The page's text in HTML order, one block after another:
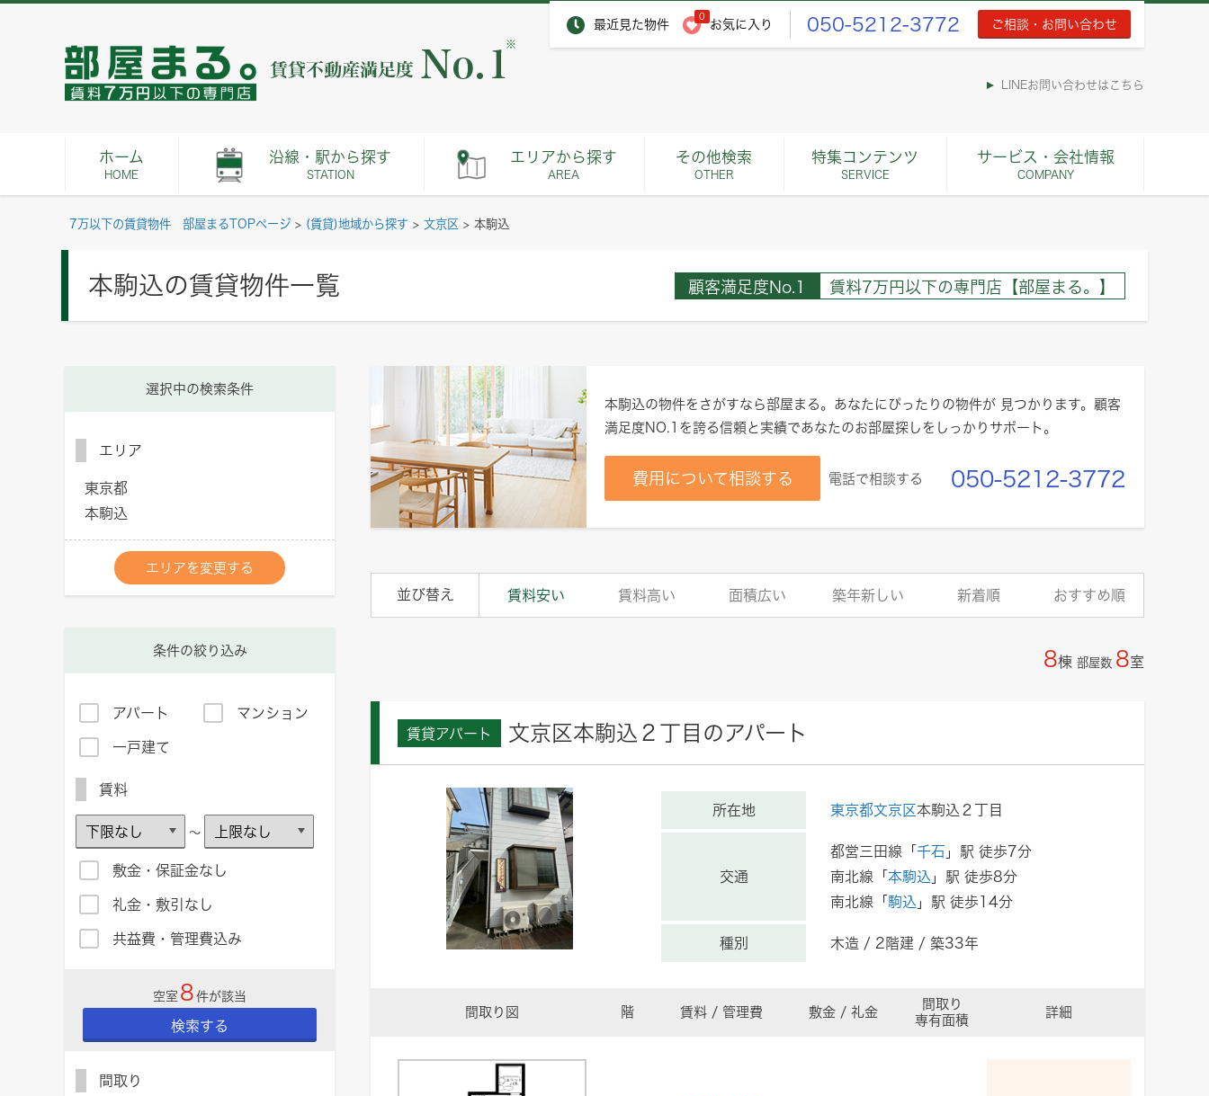
最近見た物件
0
お気に入り 050-5212-3772 ご相談・お問い合わせ
※
LINEお問い合わせはこちら
ホーム
HOME
沿線・駅から探す
STATION
エリアから探す
AREA
その他検索
OTHER
特集コンテンツ
SERVICE
サービス・会社情報
COMPANY
7万以下の賃貸物件 部屋まるTOPページ > (賃貸)地域から探す > 文京区 > 本駒込
本駒込の賃貸物件一覧 顧客満足度No.1 賃料7万円以下の専門店【部屋まる。】
本駒込の物件をさがすなら部屋まる。あなたにぴったりの物件が 見つかります。顧客
満足度NO.1を誇る信頼と実績であなたのお部屋探しをしっかりサポート。
費用について相談する 電話で相談する 050-5212-3772
並び替え 賃料安い 賃料高い 面積広い 築年新しい 新着順 おすすめ順
8棟 部屋数 8室
賃貸アパート 文京区本駒込２丁目のアパート
所在地 東京都文京区本駒込２丁目
交通
都営三田線「 千石 」駅 徒歩7分
南北線「 本駒込 」駅 徒歩8分
南北線「 駒込 」駅 徒歩14分
種別 木造 / 2階建 / 築33年
間取り図 階 賃料 / 管理費 敷金 / 礼金
間取り
専有面積
詳細
選択中の検索条件
エリア
東京都
本駒込
エリアを変更する
条件の絞り込み
アパート マンション
一戸建て
賃料
～
敷金・保証金なし
礼金・敷引なし
共益費・管理費込み
空室 8 件が該当
検索する
間取り